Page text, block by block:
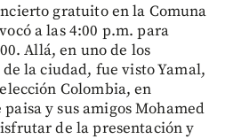
gratuito en la Comuna
a las 4:00 p.m. para
Allá, en uno de los
la ciudad, fue visto Yamal,
Colombia, en
y sus amigos Mohamed
de la presentación y